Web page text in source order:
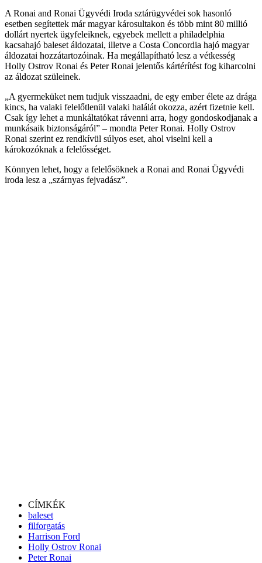
A Ronai and Ronai Ügyvédi Iroda sztárügyvédei sok hasonló
esetben segítettek már magyar károsultakon és több mint 80 millió
dollárt nyertek ügyfeleiknek, egyebek mellett a philadelphia
kacsahajó baleset áldozatai, illetve a Costa Concordia hajó magyar
áldozatai hozzátartozóinak. Ha megállapítható lesz a vétkesség
Holly Ostrov Ronai és Peter Ronai jelentős kártérítést fog kiharcolni
az áldozat szüleinek.
„A gyermeküket nem tudjuk visszaadni, de egy ember élete az drága
kincs, ha valaki felelőtlenül valaki halálát okozza, azért fizetnie kell.
Csak így lehet a munkáltatókat rávenni arra, hogy gondoskodjanak a
munkásaik biztonságáról” – mondta Peter Ronai. Holly Ostrov
Ronai szerint ez rendkívül súlyos eset, ahol viselni kell a
károkozóknak a felelősséget.
Könnyen lehet, hogy a felelősöknek a Ronai and Ronai Ügyvédi
iroda lesz a „szárnyas fejvadász”.
CÍMKÉK
baleset
filforgatás
Harrison Ford
Holly Ostrov Ronai
Peter Ronai